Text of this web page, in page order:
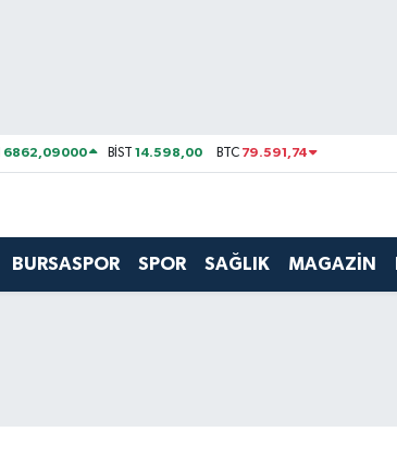
6862,09000 BİST14.598,00 BTC 79.591,74
BURSASPOR SPOR SAĞLIK MAGAZİN